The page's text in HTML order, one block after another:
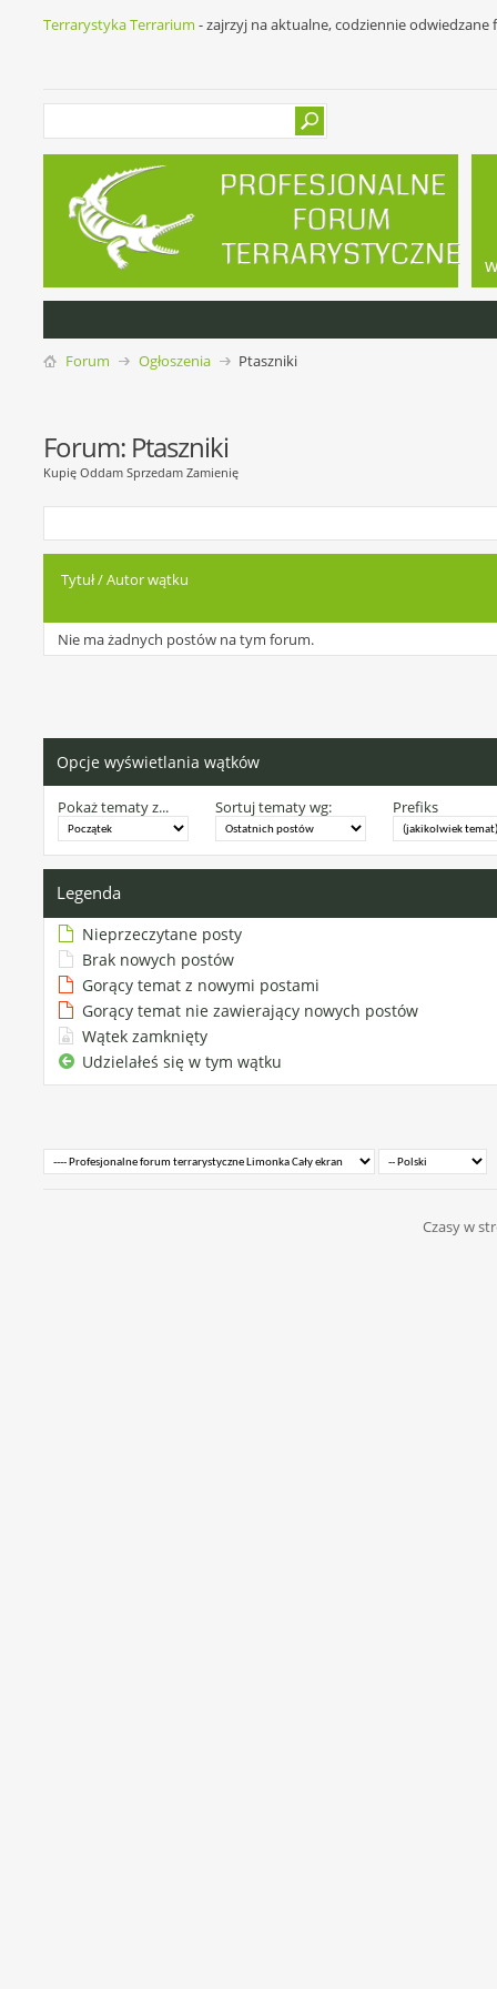
Terrarystyka Terrarium - zajrzyj na aktualne, codziennie
Forum Ogłoszenia Ptaszniki
Forum: Ptaszniki
Kupię Oddam Sprzedam Zamienię
Tytuł/Autor wątku
Nie ma żadnych postów na tym forum.
Opcje wyświetlania wątków
Pokaż tematy z... Sortuj tematy wg: Prefiks
Legenda
Nieprzeczytane posty
Brak nowych postów
Gorący temat z nowymi postami
Gorący temat nie zawierający nowych postów
Wątek zamknięty
Udzielałeś się w tym wątku
Czasy w